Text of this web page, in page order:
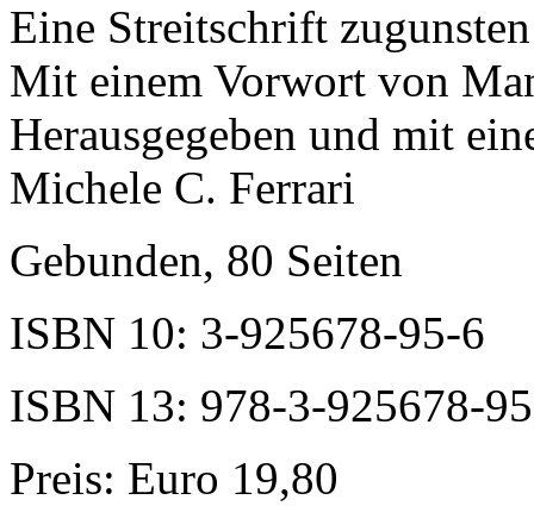
Eine Streitschrift
Mit einem Vorwort von
Herausgegeben und mit
Michele C. Ferrari
Gebunden, 80 Seiten
ISBN 10: 3-925678-95-6
ISBN 13: 978-3-925678-
Preis: Euro 19,80